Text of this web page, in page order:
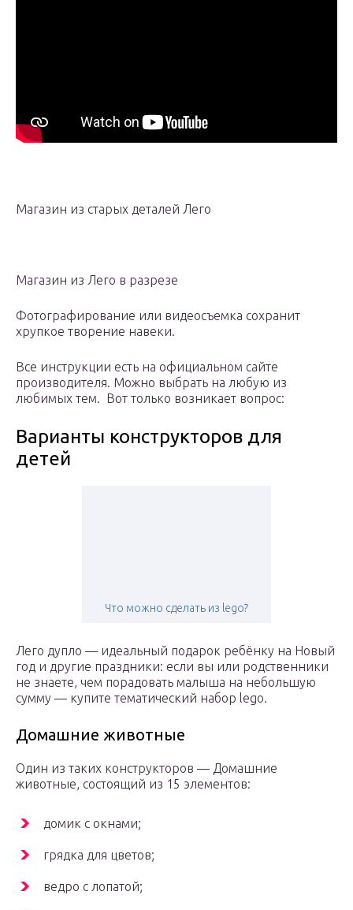
Магазин из старых деталей Лего
Магазин из Лего в разрезе
Фотографирование или видеосъемка сохранит
хрупкое творение навеки.
Все инструкции есть на официальном сайте
производителя. Можно выбрать на любую из
любимых тем. Вот только возникает вопрос:
Варианты конструкторов для
детей
Что можно сделать из lego?
Лего дупло — идеальный подарок ребёнку на Новый
год и другие праздники: если вы или родственники
не знаете, чем порадовать малыша на небольшую
сумму — купите тематический набор lego.
Домашние животные
Один из таких конструкторов — Домашние
животные, состоящий из 15 элементов:
домик с окнами;
грядка для цветов;
ведро с лопатой;